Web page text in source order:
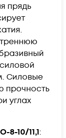
прядь
Силовые
прочность
углах
8-10/11,1: